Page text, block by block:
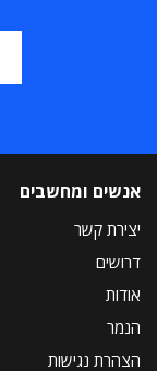
אנשים ומחשבים
יצירת קשר
דרושים
אודות
הנמר
הצהרת נגישות